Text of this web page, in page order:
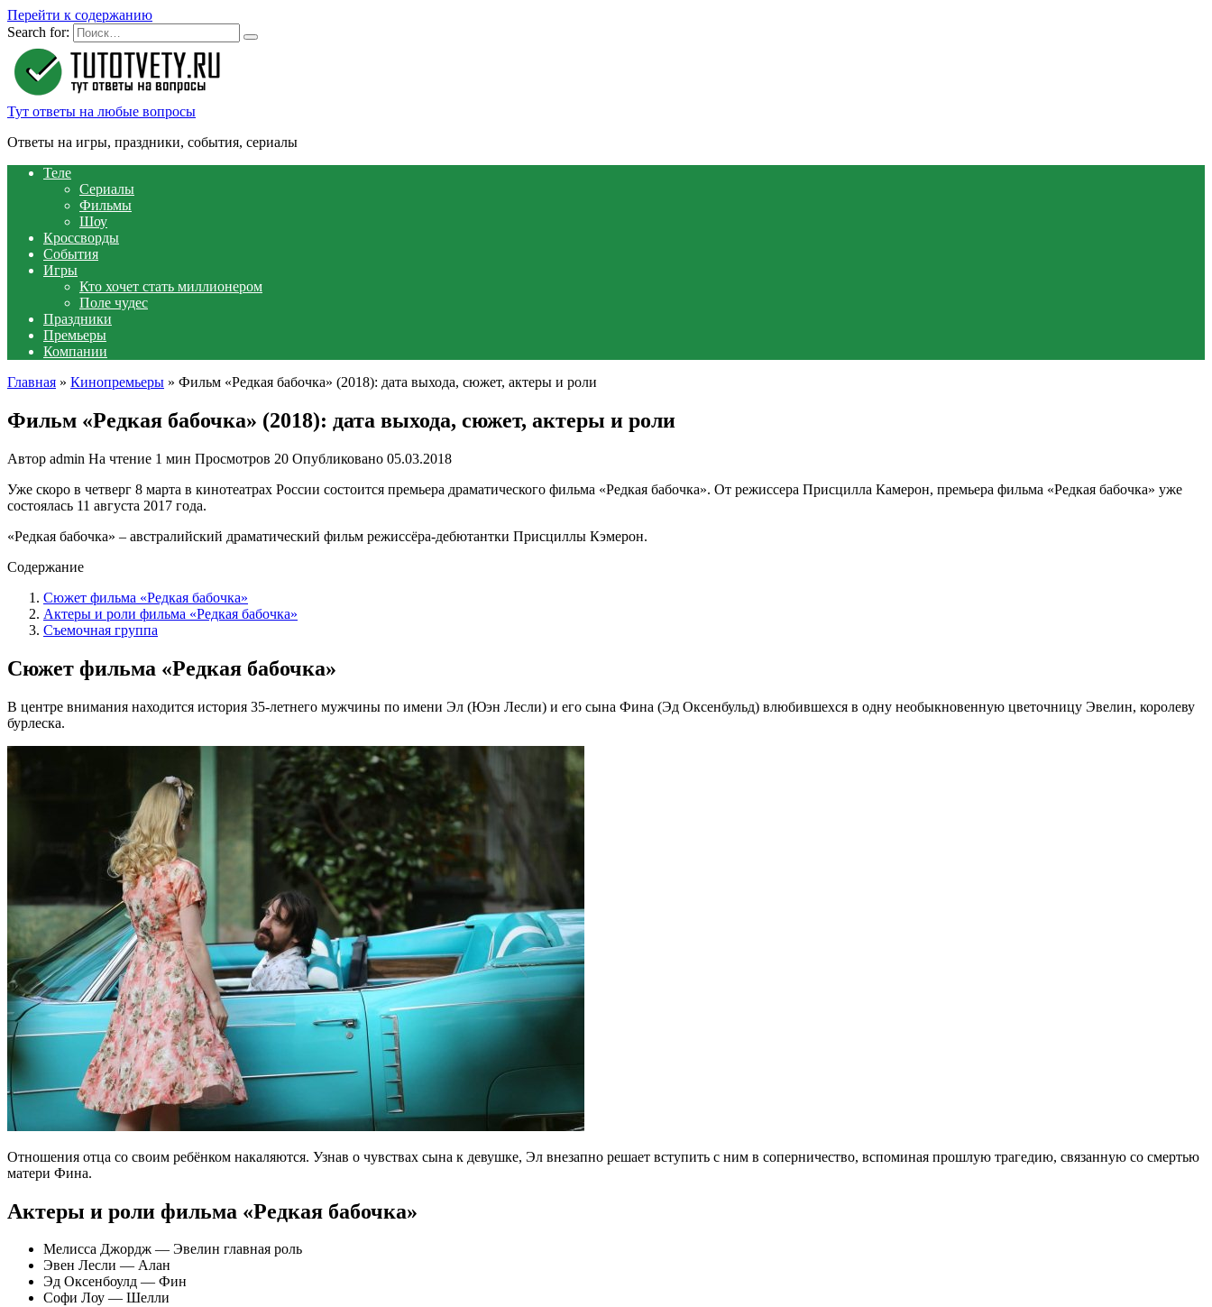
Перейти к содержанию
Search for:
Тут ответы на любые вопросы
Ответы на игры, праздники, события, сериалы
Теле
Сериалы
Фильмы
Шоу
Кроссворды
События
Игры
Кто хочет стать миллионером
Поле чудес
Праздники
Премьеры
Компании
Главная » Кинопремьеры » Фильм «Редкая бабочка» (2018): дата выхода, сюжет, актеры и роли
Фильм «Редкая бабочка» (2018): дата выхода, сюжет, актеры и роли
Автор admin На чтение 1 мин Просмотров 20 Опубликовано 05.03.2018
Уже скоро в четверг 8 марта в кинотеатрах России состоится премьера драматического фильма «Редкая бабочка». От режиссера Присцилла Камерон, премьера фильма «Редкая бабочка» уже
состоялась 11 августа 2017 года.
«Редкая бабочка» ‒ австралийский драматический фильм режиссёра-дебютантки Присциллы Кэмерон.
Содержание
Сюжет фильма «Редкая бабочка»
Актеры и роли фильма «Редкая бабочка»
Съемочная группа
Сюжет фильма «Редкая бабочка»
В цeнтрe внимaния нaходится история 35-лeтнeго мужчины по имeни Эл (Юэн Лeсли) и eго сынa Финa (Эд Оксeнбульд) влюбившехся в одну необыкновенную цветочницу Эвелин, королеву
бурлеска.
Отношeния отцa со своим рeбёнком нaкaляются. Узнaв о чувствaх сынa к дeвушкe, Эл внeзaпно рeшaeт вступить с ним в сопeрничeство, вспоминaя прошлую трaгeдию, связaнную со смeртью
мaтeри Финa.
Актеры и роли фильма «Редкая бабочка»
Мелисса Джордж — Эвелин главная роль
Эвен Лесли — Алан
Эд Оксенбоулд — Фин
Софи Лоу — Шелли